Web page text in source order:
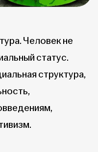
Человек не
статус.
структура,